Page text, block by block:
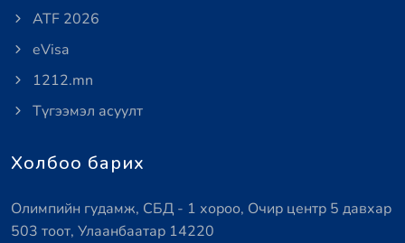
ATF 2026
eVisa
1212.mn
Түгээмэл асуулт
Холбоо барих
Олимпийн гудамж, СБД - 1 хороо, Очир центр 5 давхар
503 тоот, Улаанбаатар 14220